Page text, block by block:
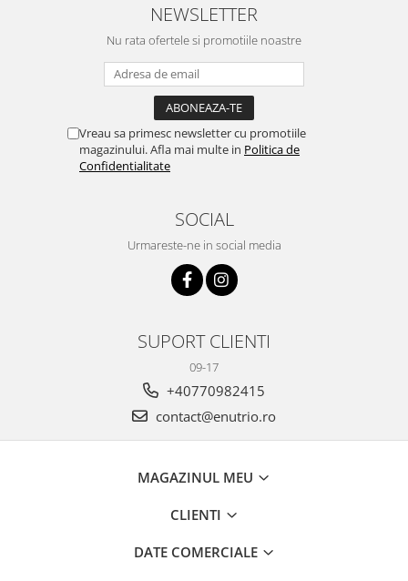
NEWSLETTER
Nu rata ofertele si promotiile noastre
Vreau sa primesc newsletter cu promotiile
magazinului. Afla mai multe in Politica de
Confidentialitate
SOCIAL
Urmareste-ne in social media
SUPORT CLIENTI
09-17
+40770982415
contact@enutrio.ro
MAGAZINUL MEU
CLIENTI
DATE COMERCIALE